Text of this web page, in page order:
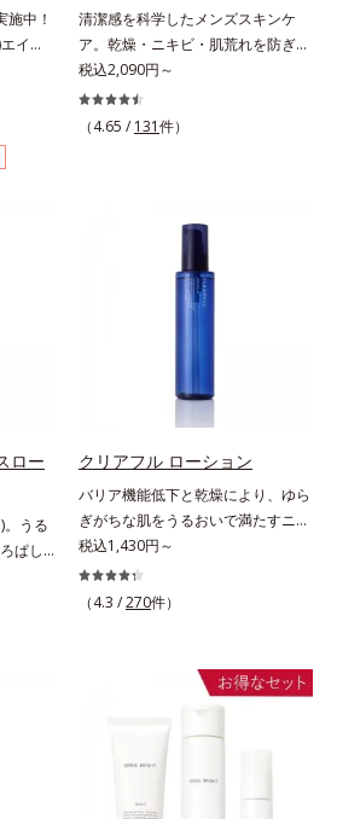
返す
済
うこ
て敏
発酵
配合
た肌
を整
配合
イプ
とり
肌）
有効成分「トラネキサム酸」を配合
しました。さらに、シリーズ共通の
美容成分「GLルートブースター
(*10)」を配合することで、肌のふ
っくら感や透明感を叶えます。美白
果的なシナジー設計で、あなたのエ
イジングケアを応援します。*1 メ
ラニンの生成を抑え、シミ・ソバカ
スを防ぐ（ウォッシュを除く）*2
る*6 乾燥、ハリ・ツヤのなさ
*7 乾燥による*8 保湿成分*9
ロニセラカエルレア果汁、ノバラエ
キス配合＝うるおいを与えハリと透
明感に満ちた肌へ導く保湿成分
*10 メマツヨイグサ抽出液、スイ
カズラエキス配合＝角層のすみずみ
まで水分・油分を保ち、ハリ・ツヤ
を与える保湿成分*11 気持ちのこ
中！
イジ
も
子に
(*3)
シ
つ一
加齢
感の
こと
与え
こで
ティ
、従
分
まし
美容成
」
ら感
しな
的な
ジン
清潔感を科学したメンズスキンケ
ア。乾燥・ニキビ・肌荒れを防ぎハ
リ・ツヤのある、好印象な清潔透明
肌(*1)へ。オルビス ミスターは、男
性の清潔感、爽やかさ、若々しさの
(*3)。ニキビ・肌荒れ予防有効成分
と保湿成分を新たに配合。これまで
の乾燥・テカリへのケアはそのまま
に、肌荒れ・ニキビ予防など“今”の
おいを逃しやすい男性肌に着目し、
アイテム同士をなじみやすくする
8アイテム分の機能を3ステップに集
約し、よりシンプルなお手入れで、
ハリ・ツヤのある好印象な清潔透明
肌(*1)へ導きます。*1 うるおいによ
る透明感のある肌*2 男性の顔画像
を用いた印象評価において、基準画
かさ印象が高く評価されたこと*3
2022年12月22日時点で、科学文献
データベースPubMed及びGoogle
scholarにより国内化粧品業界にお
いて該当文献がないことを確認（ポ
ーラ化成研究所調べ）
税込2,090円～
（4.65 / 131件）
ロー
うる
ぱし
る成
グケ
リー
目
。ポ
クリアフル ローション
バリア機能低下と乾燥により、ゆら
ぎがちな肌をうるおいで満たすニキ
ビ対策化粧水。「ニキビをくり返し
てしまう」「毛穴目立ちが気にな
る」「マスク生活であごや口まわり
のバリア機能の低下」と、肌悩み
「毛穴の目立ち」の両方にWでアプ
由来成分とコラーゲンが肌をいたわ
りながらうるおいを与え、バリア機
税込1,430円～
（4.3 /270件）